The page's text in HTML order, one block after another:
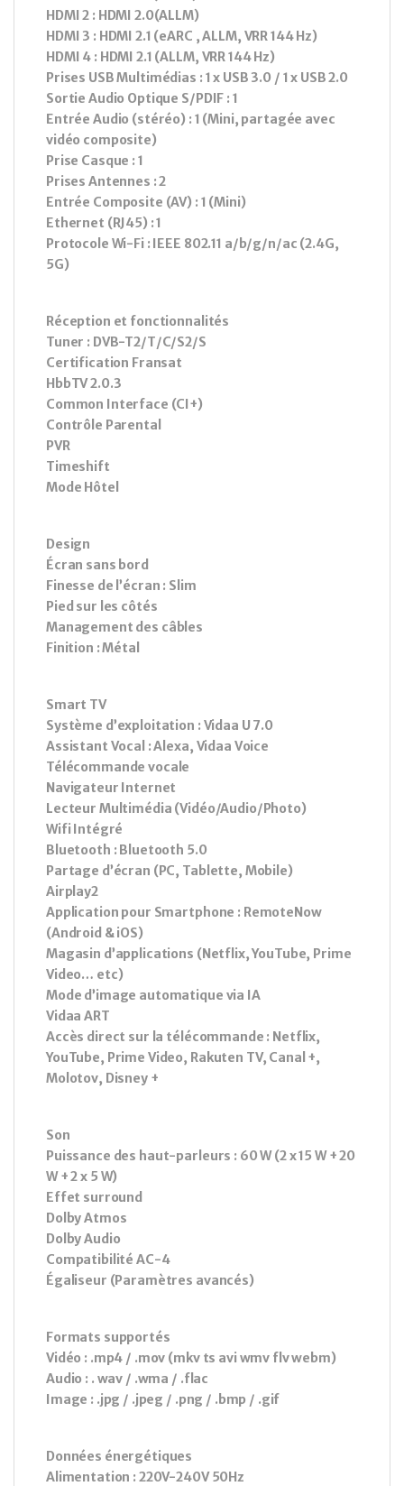
HDMI 2 : HDMI 2.0(ALLM)
HDMI 3 : HDMI 2.1 (eARC , ALLM, VRR 144 Hz)
HDMI 4 : HDMI 2.1 (ALLM, VRR 144 Hz)
Prises USB Multimédias : 1 x USB 3.0 / 1 x USB 2.0
Sortie Audio Optique S/PDIF : 1
Entrée Audio (stéréo) : 1 (Mini, partagée avec
vidéo composite)
Prise Casque : 1
Prises Antennes : 2
Entrée Composite (AV) : 1 (Mini)
Ethernet (RJ45) : 1
Protocole Wi-Fi : IEEE 802.11 a/b/g/n/ac (2.4G,
5G)
Réception et fonctionnalités
Tuner : DVB-T2/T/C/S2/S
Certification Fransat
HbbTV 2.0.3
Common Interface (CI+)
Contrôle Parental
PVR
Timeshift
Mode Hôtel
Design
Écran sans bord
Finesse de l’écran : Slim
Pied sur les côtés
Management des câbles
Finition : Métal
Smart TV
Système d’exploitation : Vidaa U 7.0
Assistant Vocal : Alexa, Vidaa Voice
Télécommande vocale
Navigateur Internet
Lecteur Multimédia (Vidéo/Audio/Photo)
Wifi Intégré
Bluetooth : Bluetooth 5.0
Partage d’écran (PC, Tablette, Mobile)
Airplay2
Application pour Smartphone : RemoteNow
(Android & iOS)
Magasin d’applications (Netflix, YouTube, Prime
Video… etc)
Mode d’image automatique via IA
Vidaa ART
Accès direct sur la télécommande : Netflix,
YouTube, Prime Video, Rakuten TV, Canal +,
Molotov, Disney +
Son
Puissance des haut-parleurs : 60 W (2 x 15 W + 20
W + 2 x 5 W)
Effet surround
Dolby Atmos
Dolby Audio
Compatibilité AC-4
Égaliseur (Paramètres avancés)
Formats supportés
Vidéo : .mp4 / .mov (mkv ts avi wmv flv webm)
Audio : . wav / .wma / .flac
Image : .jpg / .jpeg / .png / .bmp / .gif
Données énergétiques
Alimentation : 220V-240V 50Hz